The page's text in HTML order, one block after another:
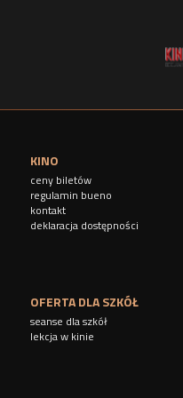
KINO
ceny biletów
regulamin bueno
kontakt
deklaracja dostępności
OFERTA DLA SZKÓŁ
seanse dla szkół
lekcja w kinie